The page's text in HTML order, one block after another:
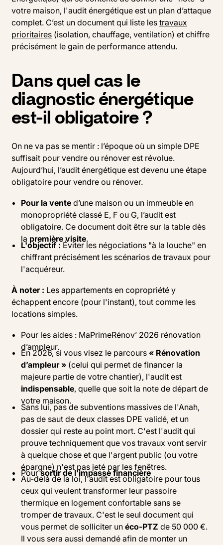
votre maison, l'audit énergétique est un plan d’attaque
complet. C’est un document qui liste les travaux
prioritaires (isolation, chauffage, ventilation) et chiffre
précisément le gain de performance attendu.
Dans quel cas le
diagnostic énergétique
est-il obligatoire ?
On ne va pas se mentir : l’époque où un simple DPE
suffisait pour vendre ou rénover est révolue.
Aujourd’hui, l’audit énergétique est devenu une étape
obligatoire pour vendre ou rénover.
Pour la vente d’une maison ou un immeuble en
monopropriété classé E, F ou G, l’audit est
obligatoire. Ce document doit être sur la table dès
la première visite.
L'objectif :Éviter les négociations "à la louche" en
chiffrant précisément les scénarios de travaux pour
l'acquéreur.
À noter : Les appartements en copropriété y
échappent encore (pour l'instant), tout comme les
locations simples.
Pour les aides : MaPrimeRénov’ 2026 rénovation
d’ampleur.
En 2026, si vous visez le parcours« Rénovation
d’ampleur » (celui qui permet de financer la
majeure partie de votre chantier), l'audit est
indispensable, quelle que soit la note de départ de
votre maison.
Sans lui, pas de subventions massives de l'Anah,
pas de saut de deux classes DPE validé, et un
dossier qui reste au point mort. C'est l'audit qui
prouve techniquement que vos travaux vont servir
à quelque chose et que l'argent public (ou votre
épargne) n'est pas jeté par les fenêtres.
Poursortir de l'impasse financière
Au-delà de la loi, l'audit est obligatoire pour tous
ceux qui veulent transformer leur passoire
thermique en logement confortable sans se
tromper de travaux. C'est le seul document qui
vous permet de solliciter unéco-PTZ de 50 000 €.
Il vous sera aussi demandé afin de monter un